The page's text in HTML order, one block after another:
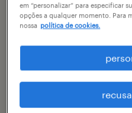
contact center
administrativo &
bancos &
em “personalizar” para especificar
opções a qualquer momento. Para
nossa política de cookies.